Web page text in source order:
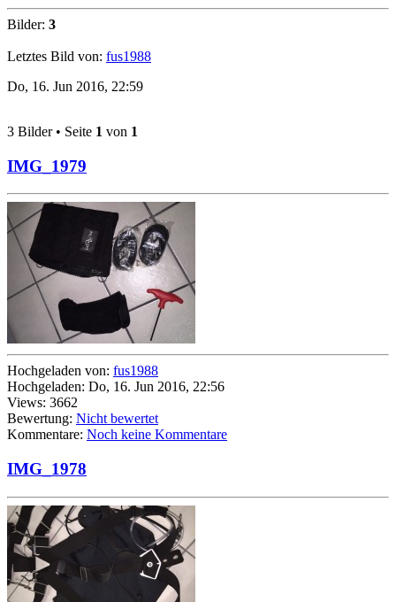
Bilder: 3
Letztes Bild von: fus1988
Do, 16. Jun 2016, 22:59
3 Bilder • Seite 1 von 1
IMG_1979
Hochgeladen von: fus1988
Hochgeladen: Do, 16. Jun 2016, 22:56
Views: 3662
Bewertung: Nicht bewertet
Kommentare: Noch keine Kommentare
IMG_1978